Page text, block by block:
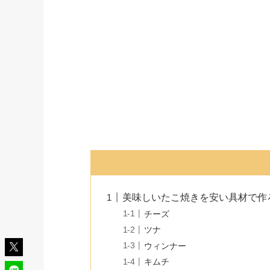
美味しいたこ焼きを安い具材で作
チーズ
ツナ
ウィンナー
キムチ